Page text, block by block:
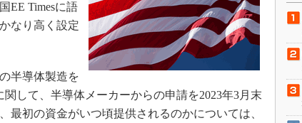
ニア”が仕掛けた社内
日
「未来展望」
れないエンジニア」の
EE Timesに語
なり高く設定
半導体製造を
して、半導体メーカーからの申請を2023年3月末
最初の資金がいつ頃提供されるのかについては、